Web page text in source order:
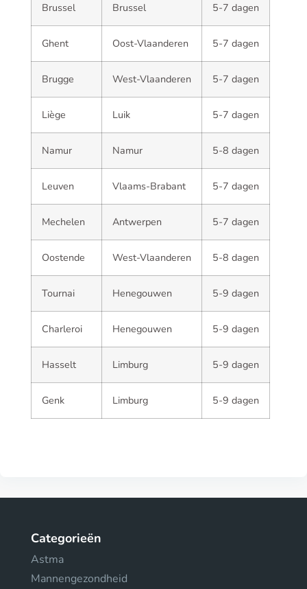
Brussel Brussel 5-7 dagen
Ghent Oost-Vlaanderen 5-7 dagen
Brugge West-Vlaanderen 5-7 dagen
Liège Luik 5-7 dagen
Namur Namur 5-8 dagen
Leuven Vlaams-Brabant 5-7 dagen
Mechelen Antwerpen 5-7 dagen
Oostende West-Vlaanderen 5-8 dagen
Tournai Henegouwen 5-9 dagen
Charleroi Henegouwen 5-9 dagen
Hasselt Limburg 5-9 dagen
Genk Limburg 5-9 dagen
Categorieën
Astma
Mannengezondheid